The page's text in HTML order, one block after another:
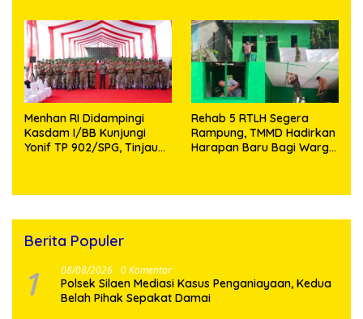
Menhan RI Didampingi
Kasdam I/BB Kunjungi
Yonif TP 902/SPG, Tinjau
Rehab 5 RTLH Segera
Rampung, TMMD Hadirkan
Harapan Baru Bagi Warga
Berita Populer
1 08/08/2026 0 Komentar
Polsek Silaen Mediasi Kasus Penganiayaan, Kedua
Belah Pihak Sepakat Damai